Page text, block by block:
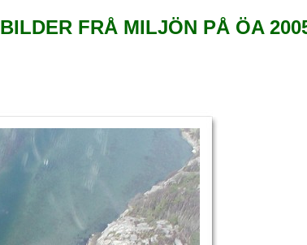
BILDER FRÅ MILJÖN PÅ ÖA